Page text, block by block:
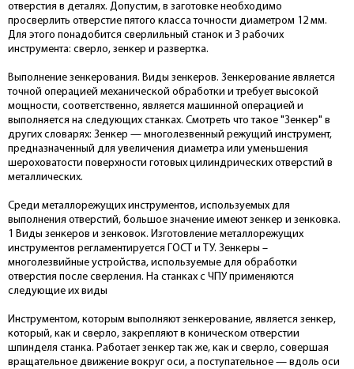
отверстия в деталях. Допустим, в заготовке необходимо
просверлить отверстие пятого класса точности диаметром 12 мм.
Для этого понадобится сверлильный станок и 3 рабочих
инструмента: сверло, зенкер и развертка.
Выполнение зенкерования. Виды зенкеров. Зенкерование является
точной операцией механической обработки и требует высокой
мощности, соответственно, является машинной операцией и
выполняется на следующих станках. Смотреть что такое "Зенкер" в
других словарях: Зенкер — многолезвенный режущий инструмент,
предназначенный для увеличения диаметра или уменьшения
шероховатости поверхности готовых цилиндрических отверстий в
металлических.
Среди металлорежущих инструментов, используемых для
выполнения отверстий, большое значение имеют зенкер и зенковка.
1 Виды зенкеров и зенковок. Изготовление металлорежущих
инструментов регламентируется ГОСТ и ТУ. Зенкеры –
многолезвийные устройства, используемые для обработки
отверстия после сверления. На станках с ЧПУ применяются
следующие их виды
Инструментом, которым выполняют зенкерование, является зенкер,
который, как и сверло, закрепляют в коническом отверстии
шпинделя станка. Работает зенкер так же, как и сверло, совершая
вращательное движение вокруг оси, а поступательное — вдоль оси